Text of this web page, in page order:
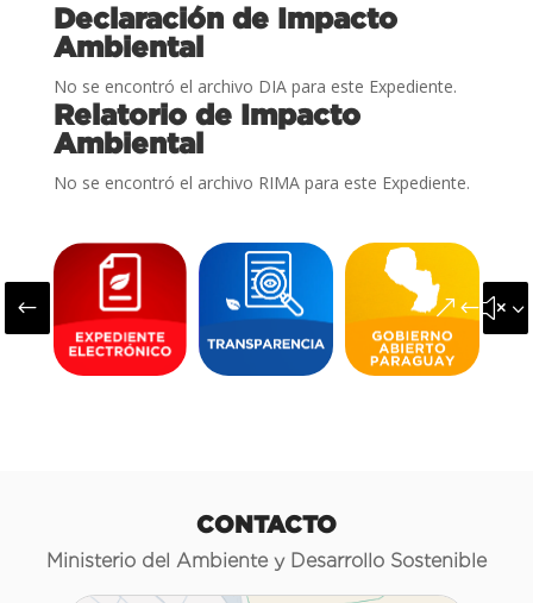
Declaración de Impacto
Ambiental
No se encontró el archivo DIA para este Expediente.
Relatorio de Impacto
Ambiental
No se encontró el archivo RIMA para este Expediente.
#
CONTACTO
Ministerio del Ambiente y Desarrollo Sostenible